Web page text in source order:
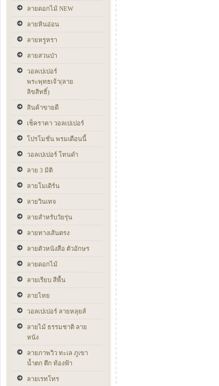
ลายดอกไม้ NEW
ลายหินอ่อน
ลายหรูหรา
ลายสวนป่า
วอลเปเปอร์
พระพุทธเจ้า(ลาย
ลิขสิทธิ์)
สินค้าขายดี
เช็คราคา วอลเปเปอร์
โปรโมชั่น พรมเดือนนี้
วอลเปเปอร์ โทนดำ
ลาย 3 มิติ
ลายโมเดิร์น
ลายวินเทจ
ลายสำหรับวัยรุ่น
ลายทางเส้นตรง
ลายตัวหนังสือ ตัวอักษร
ลายดอกไม้
ลายเรียบ สีพื้น
ลายไทย
วอลเปเปอร์ ลายหลุยส์
ลายไม้ ธรรมชาติ ลาย
หนัง
ลายภาพวิว ทะเล ภูเขา
น้ำตก ตึก ท้องฟ้า
ลายเรทโทร